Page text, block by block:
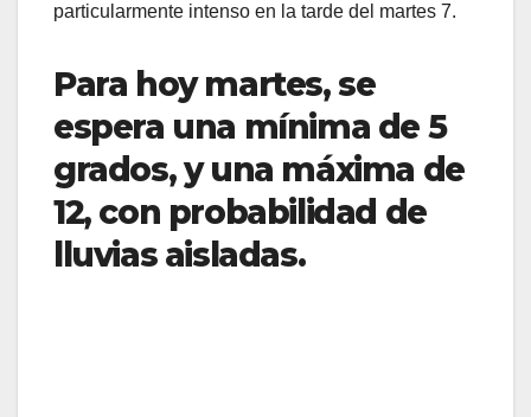
particularmente intenso en la tarde del martes 7.
Para hoy martes, se
espera una mínima de 5
grados, y una máxima de
12, con probabilidad de
lluvias aisladas.